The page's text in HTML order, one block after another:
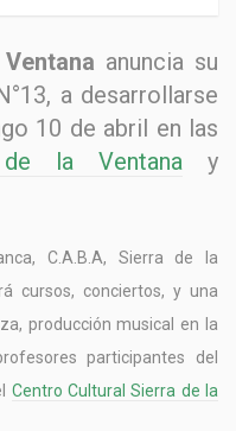
anuncia su
a desarrollarse
10 de abril en las
la Ventana y
C.A.B.A, Sierra de la
cursos, conciertos, y una
producción musical en la
participantes del
Centro Cultural Sierra de la